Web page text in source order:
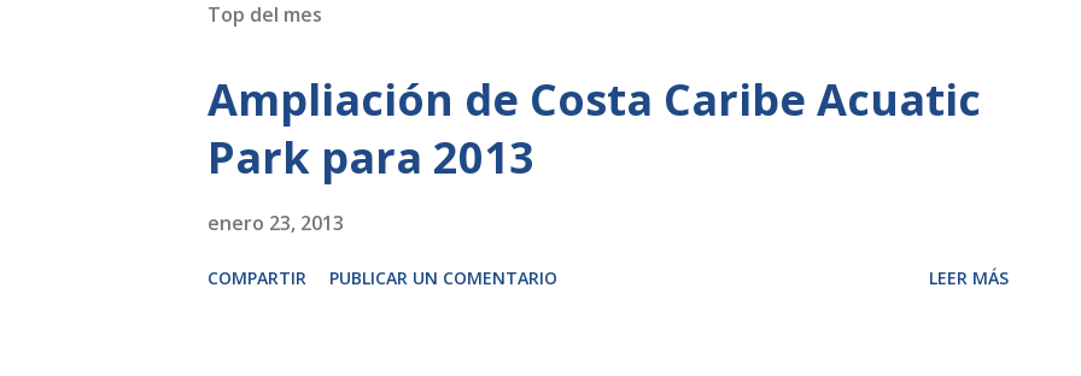
Top del mes
Ampliación de Costa Caribe Acuatic
Park para 2013
enero 23, 2013
COMPARTIR PUBLICAR UN COMENTARIO LEER MÁS